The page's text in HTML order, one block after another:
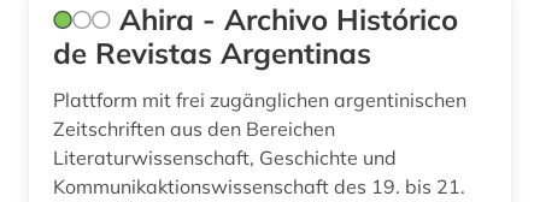
forschungseinrichtung (1)
foto (1)
fotoarchiv (2)
Ahira - Archivo Histórico
de Revistas Argentinas
Plattform mit frei zugänglichen argentinischen
Zeitschriften aus den Bereichen
Literaturwissenschaft, Geschichte und
Kommunikaktionswissenschaft des 19. bis 21.